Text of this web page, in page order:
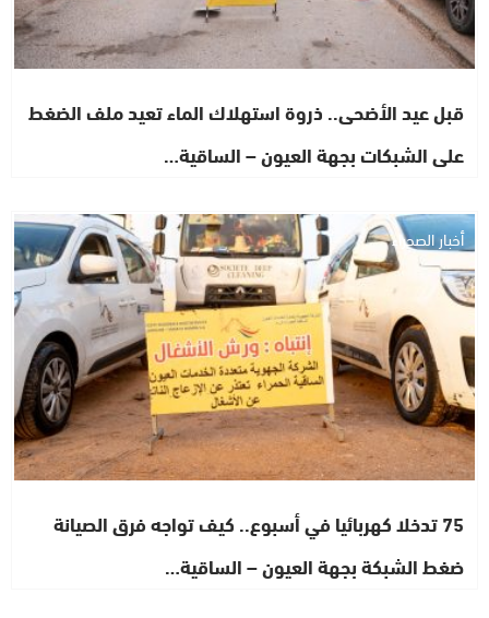
قبل عيد الأضحى.. ذروة استهلاك الماء تعيد ملف الضغط
على الشبكات بجهة العيون – الساقية…
أخبار الصحراء
75 تدخلا كهربائيا في أسبوع.. كيف تواجه فرق الصيانة
ضغط الشبكة بجهة العيون – الساقية…